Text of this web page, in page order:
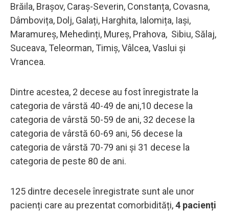
Brăila, Brașov, Caraș-Severin, Constanța, Covasna,
Dâmbovița, Dolj, Galați, Harghita, Ialomița, Iași,
Maramureș, Mehedinți, Mureș, Prahova, Sibiu, Sălaj,
Suceava, Teleorman, Timiș, Vâlcea, Vaslui și
Vrancea.
Dintre acestea, 2 decese au fost înregistrate la
categoria de vârstă 40-49 de ani,10 decese la
categoria de vârstă 50-59 de ani, 32 decese la
categoria de vârstă 60-69 ani, 56 decese la
categoria de vârstă 70-79 ani și 31 decese la
categoria de peste 80 de ani.
125 dintre decesele înregistrate sunt ale unor
pacienți care au prezentat comorbidități,4 pacienți